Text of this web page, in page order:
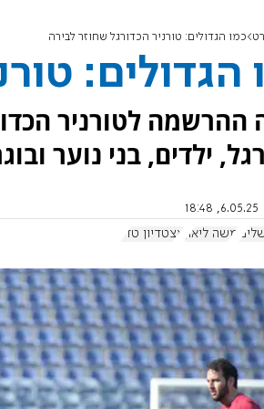
כמו הגדולים: טורניר הכדורגל שחוזר לבירה
הגדולים:
ההרשמה לטורניר
ילדים, בני נוער
6.05.25, 18:48
משה ליאון אצטדיון טדי